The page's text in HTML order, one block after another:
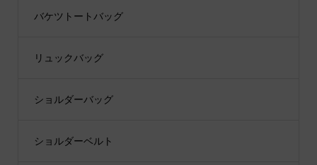
バケツトートバッグ
リュックバッグ
ショルダーバッグ
ショルダーベルト